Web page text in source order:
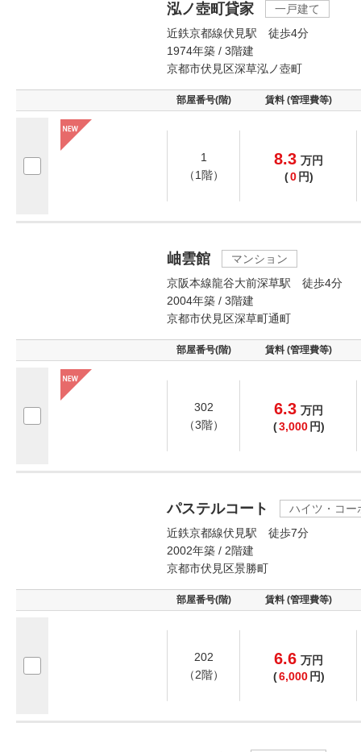
泓ノ壺町貸家
一戸建て
近鉄京都線伏見駅 徒歩4分
1974年築 / 3階建
京都市伏見区深草泓ノ壺町
部屋番号(階) 賃料 (管理費等)
1
（1階）
8.3 万円
(0 円)
岫雲館
マンション
京阪本線龍谷大前深草駅 徒歩4分
2004年築 / 3階建
京都市伏見区深草町通町
部屋番号(階) 賃料 (管理費等)
302
（3階）
6.3 万円
(3,000 円)
パステルコート
ハイツ・コー
近鉄京都線伏見駅 徒歩7分
2002年築 / 2階建
京都市伏見区景勝町
部屋番号(階) 賃料 (管理費等)
202
（2階）
6.6 万円
(6,000 円)